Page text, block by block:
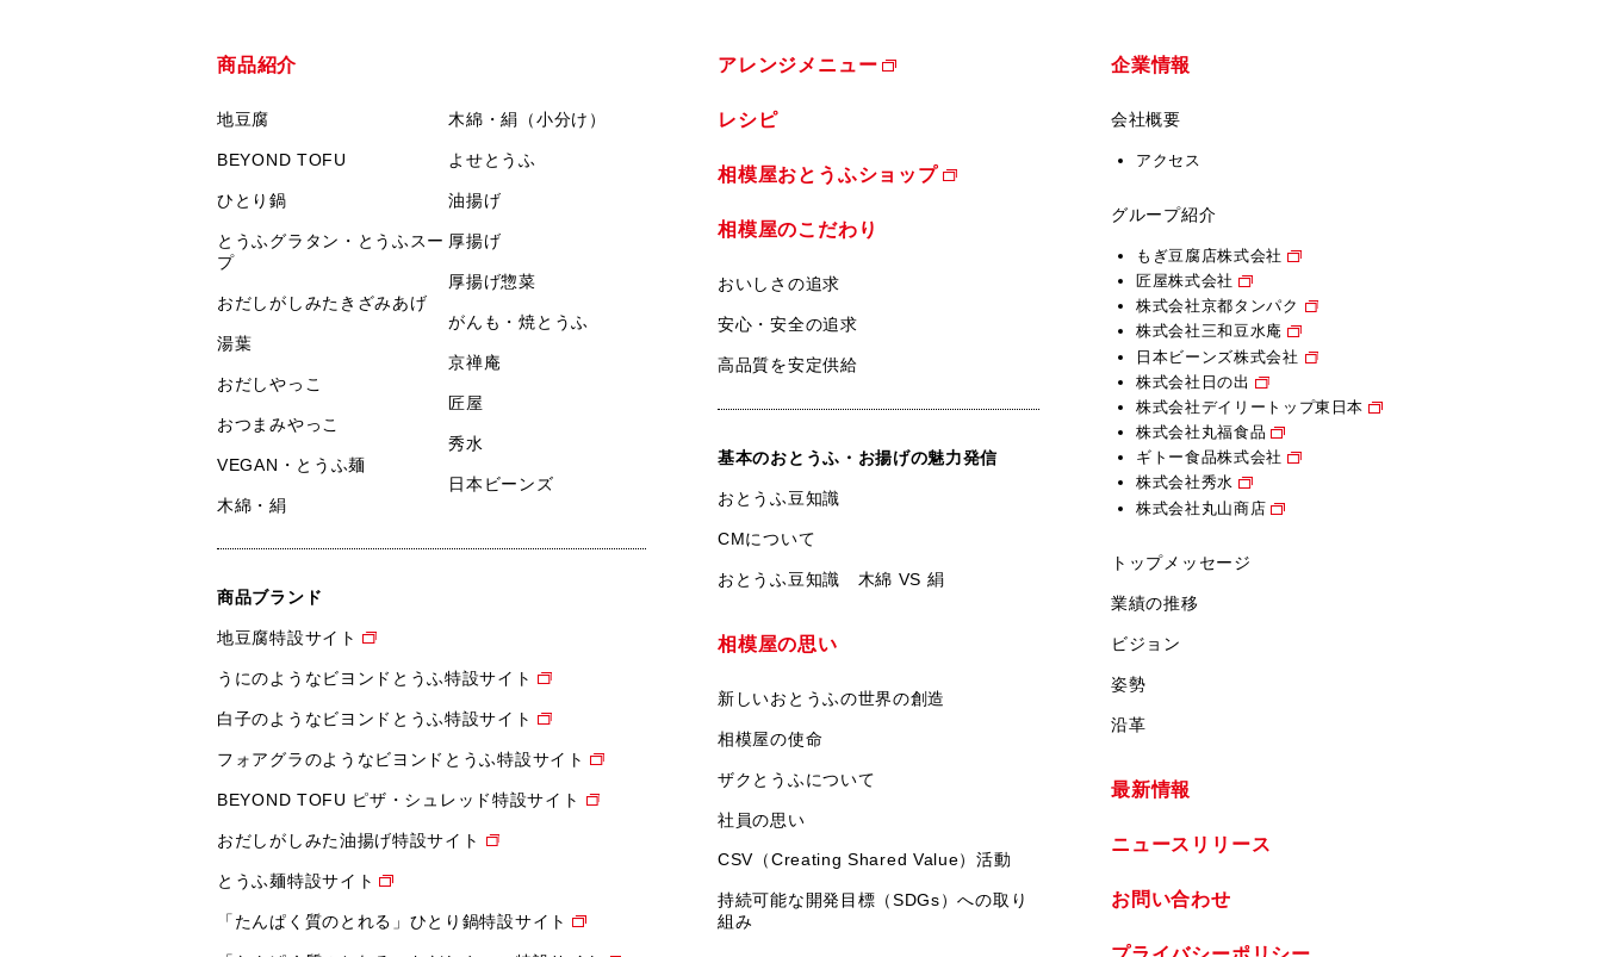
商品紹介
地豆腐
BEYOND TOFU
ひとり鍋
とうふグラタン・とうふスー
プ
おだしがしみたきざみあげ
湯葉
おだしやっこ
おつまみやっこ
VEGAN・とうふ麺
木綿・絹
木綿・絹（小分け）
よせとうふ
油揚げ
厚揚げ
厚揚げ惣菜
がんも・焼とうふ
京禅庵
匠屋
秀水
日本ビーンズ
商品ブランド
地豆腐特設サイト
うにのようなビヨンドとうふ特設サイト
白子のようなビヨンドとうふ特設サイト
フォアグラのようなビヨンドとうふ特設サイト
BEYOND TOFU ピザ・シュレッド特設サイト
おだしがしみた油揚げ特設サイト
とうふ麺特設サイト
「たんぱく質のとれる」ひとり鍋特設サイト
アレンジメニュー
レシピ
相模屋おとうふショップ
相模屋のこだわり
おいしさの追求
安心・安全の追求
高品質を安定供給
基本のおとうふ・お揚げの魅力発信
おとうふ豆知識
CMについて
おとうふ豆知識 木綿 VS 絹
相模屋の思い
新しいおとうふの世界の創造
相模屋の使命
ザクとうふについて
社員の思い
CSV（Creating Shared Value）活動
持続可能な開発目標（SDGs）への取り
組み
企業情報
会社概要
アクセス
グループ紹介
もぎ豆腐店株式会社
匠屋株式会社
株式会社京都タンパク
株式会社三和豆水庵
日本ビーンズ株式会社
株式会社日の出
株式会社デイリートップ東日本
株式会社丸福食品
ギトー食品株式会社
株式会社秀水
株式会社丸山商店
トップメッセージ
業績の推移
ビジョン
姿勢
沿革
最新情報
ニュースリリース
お問い合わせ